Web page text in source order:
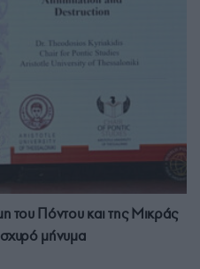
του Πόντου και της Μικράς
μήνυμα